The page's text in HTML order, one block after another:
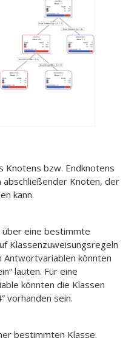
Knotens bzw. Endknotens
abschließender Knoten, der
kann.
eine bestimmte
Klassenzuweisungsregeln
Antwortvariablen könnten
lauten. Für eine
könnten die Klassen
vorhanden sein.
bestimmten Klasse.